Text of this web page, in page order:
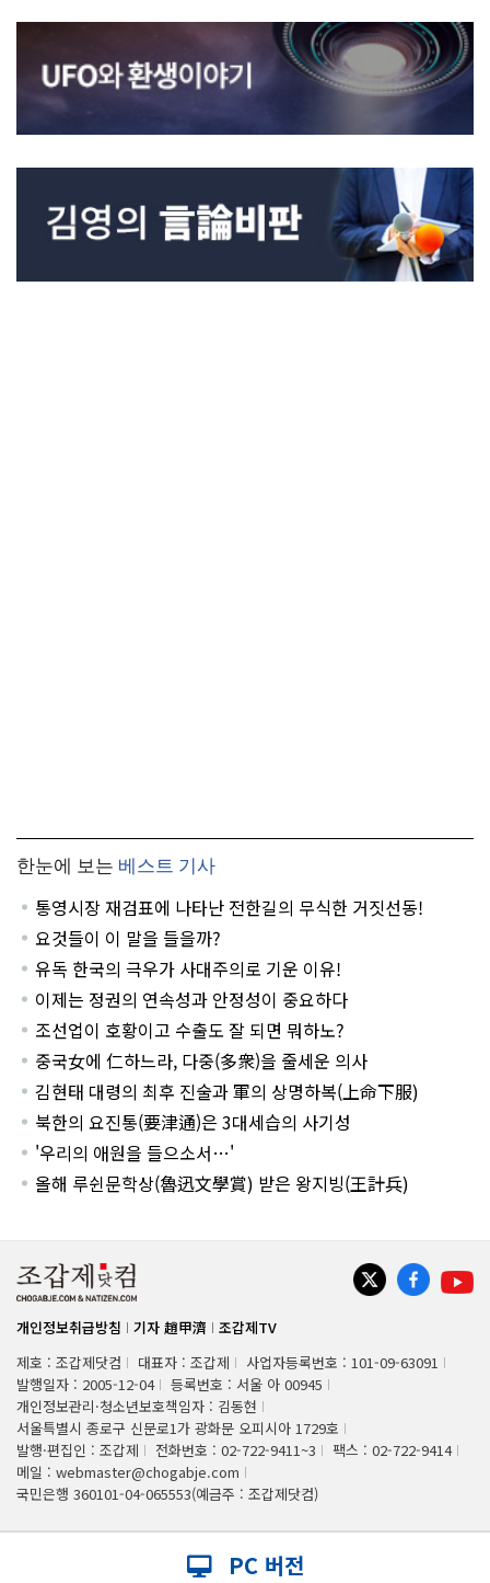
한눈에 보는 베스트 기사
통영시장 재검표에 나타난 전한길의 무식한 거짓선동!
요것들이 이 말을 들을까?
유독 한국의 극우가 사대주의로 기운 이유!
이제는 정권의 연속성과 안정성이 중요하다
조선업이 호황이고 수출도 잘 되면 뭐하노?
중국女에 仁하느라, 다중(多衆)을 줄세운 의사
김현태 대령의 최후 진술과 軍의 상명하복(上命下服)
북한의 요진통(要津通)은 3대세습의 사기성
'우리의 애원을 들으소서…'
올해 루쉰문학상(魯迅文學賞) 받은 왕지빙(王計兵)
개인정보취급방침 기자 趙甲濟
조갑제TV
제호 : 조갑제닷컴
대표자 : 조갑제
사업자등록번호 : 101-09-63091
발행일자 : 2005-12-04
등록번호 : 서울 아 00945
개인정보관리·청소년보호책임자 : 김동현
서울특별시 종로구 신문로1가 광화문 오피시아 1729호
발행·편집인 : 조갑제
전화번호 : 02-722-9411~3
팩스 : 02-722-9414
메일 : webmaster@chogabje.com
국민은행 360101-04-065553(예금주 : 조갑제닷컴)
PC 버전